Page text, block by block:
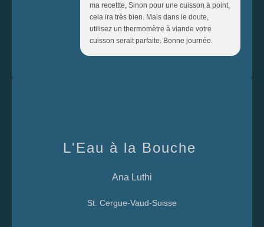
ma recettte, Sinon pour une cuisson à point,
cela ira très bien. Mais dans le doute,
utilisez un thermomètre à viande votre
cuisson serait parfaite. Bonne journée.
L'Eau à la Bouche
Ana Luthi
St. Cergue-Vaud-Suisse